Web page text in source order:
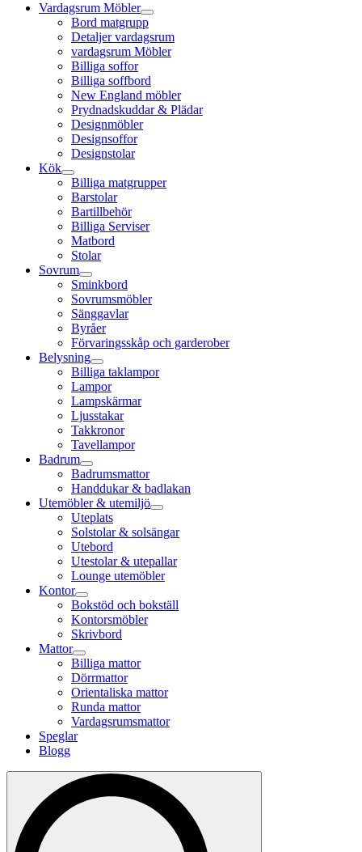
Vardagsrum Möbler
Bord matgrupp
Detaljer vardagsrum
vardagsrum Möbler
Billiga soffor
Billiga soffbord
New England möbler
Prydnadskuddar & Plädar
Designmöbler
Designsoffor
Designstolar
Kök
Billiga matgrupper
Barstolar
Bartillbehör
Billiga Serviser
Matbord
Stolar
Sovrum
Sminkbord
Sovrumsmöbler
Sänggavlar
Byråer
Förvaringsskåp och garderober
Belysning
Billiga taklampor
Lampor
Lampskärmar
Ljusstakar
Takkronor
Tavellampor
Badrum
Badrumsmattor
Handdukar & badlakan
Utemöbler & utemiljö
Uteplats
Solstolar & solsängar
Utebord
Utestolar & utepallar
Lounge utemöbler
Kontor
Bokstöd och bokställ
Kontorsmöbler
Skrivbord
Mattor
Billiga mattor
Dörrmattor
Orientaliska mattor
Runda mattor
Vardagsrumsmattor
Speglar
Blogg